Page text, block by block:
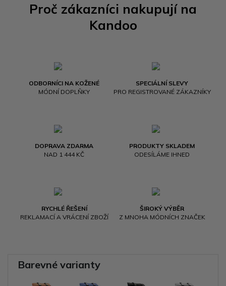
Proč zákazníci nakupují na
Kandoo
ODBORNÍCI NA KOŽENÉ
MÓDNÍ DOPLŇKY
SPECIÁLNÍ SLEVY
PRO REGISTROVANÉ ZÁKAZNÍKY
DOPRAVA ZDARMA
NAD 1 444 KČ
PRODUKTY SKLADEM
ODESÍLÁME IHNED
RYCHLÉ ŘEŠENÍ
REKLAMACÍ A VRÁCENÍ ZBOŽÍ
ŠIROKÝ VÝBĚR
Z MNOHA MÓDNÍCH ZNAČEK
Barevné varianty